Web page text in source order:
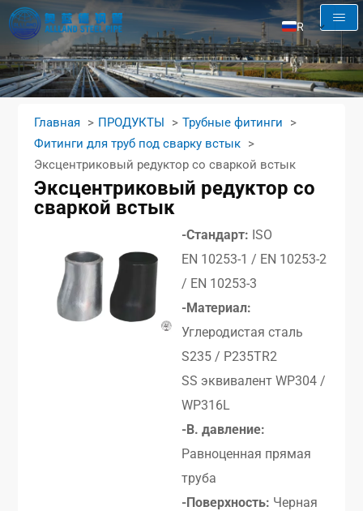
RU
EN
AR
Главная ПРОДУКТЫ
Трубные фитинги
Фитинги для труб под сварку встык
Эксцентриковый редуктор со сваркой встык
Эксцентриковый редуктор со
сваркой встык
-Стандарт: ISO
EN 10253-1 / EN 10253-2
/ EN 10253-3
-Материал:
Углеродистая сталь
S235 / P235TR2
SS эквивалент WP304 /
WP316L
-В. давление:
Равноценная прямая
труба
-Поверхность: Черная